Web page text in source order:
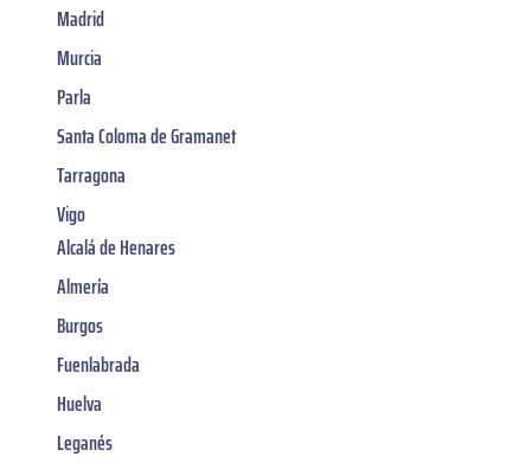
Madrid
Murcia
Parla
Santa Coloma de Gramanet
Tarragona
Vigo
Alcalá de Henares
Almería
Burgos
Fuenlabrada
Huelva
Leganés